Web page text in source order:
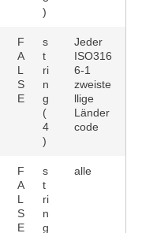
)
F
A
L
S
E
s
t
ri
n
g
(
4
)
Jeder
ISO316
6-1
zweiste
llige
Länder
code
F
A
L
S
E
s
t
ri
n
g
alle